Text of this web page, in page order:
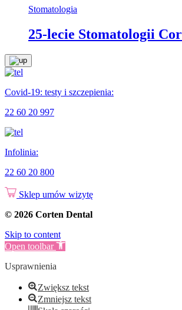
Stomatologia
25-lecie Stomatologii
Covid-19: testy i szczepienia:
22 60 20 997
Infolinia:
22 60 20 800
Sklep umów wizytę
© 2026 Corten Dental
Skip to content
Open toolbar
Usprawnienia
Zwiększ tekst
Zmniejsz tekst